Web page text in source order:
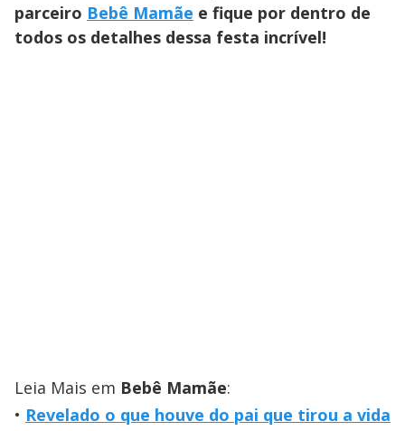
parceiro Bebê Mamãe e fique por dentro de
todos os detalhes dessa festa incrível!
Leia Mais em Bebê Mamãe:
Revelado o que houve do pai que tirou a vida